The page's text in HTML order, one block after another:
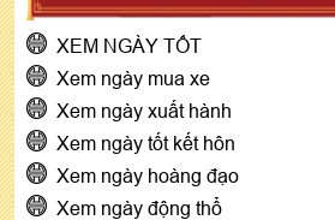
XEM NGÀY TỐT
Xem ngày mua xe
Xem ngày xuất hành
Xem ngày tốt kết hôn
Xem ngày hoàng đạo
Xem ngày động thổ